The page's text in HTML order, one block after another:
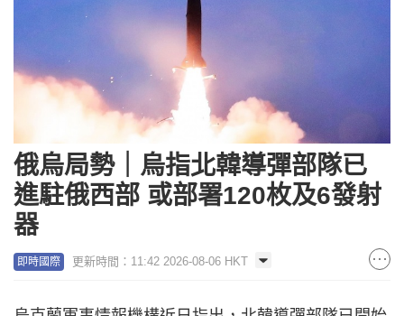
俄烏局勢｜烏指北韓導彈部隊已
進駐俄西部 或部署120枚及6發射
器
即時國際 更新時間：11:42 2026-08-06 HKT